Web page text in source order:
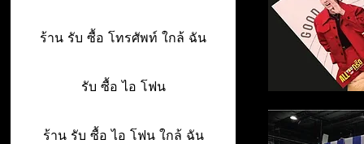
ร้าน รับ ซื้อ โทรศัพท์ ใกล้ ฉัน
รับ ซื้อ ไอ โฟน
ร้าน รับ ซื้อ ไอ โฟน ใกล้ ฉัน